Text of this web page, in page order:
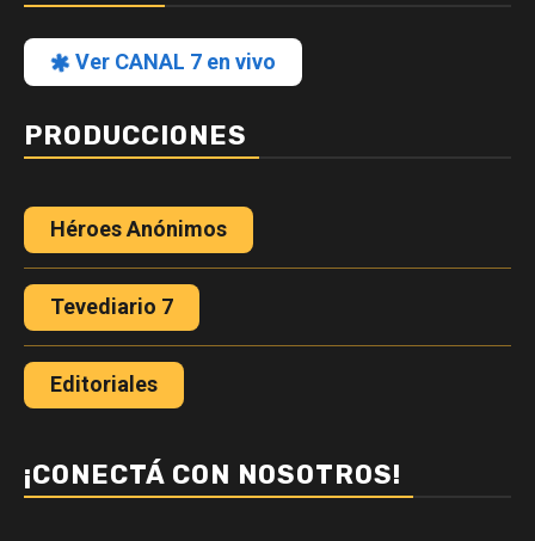
Ver CANAL 7 en vivo
PRODUCCIONES
Héroes Anónimos
Tevediario 7
Editoriales
¡CONECTÁ CON NOSOTROS!